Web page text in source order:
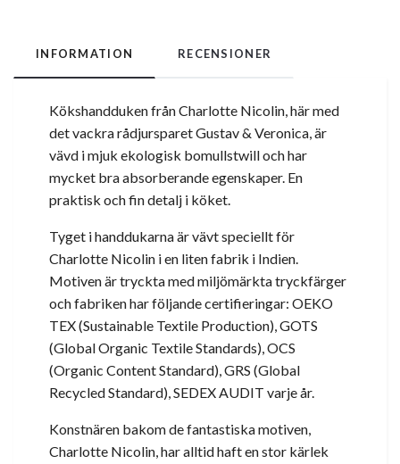
INFORMATION RECENSIONER
Kökshandduken från Charlotte Nicolin, här med
det vackra rådjursparet Gustav & Veronica, är
vävd i mjuk ekologisk bomullstwill och har
mycket bra absorberande egenskaper. En
praktisk och fin detalj i köket.
Tyget i handdukarna är vävt speciellt för
Charlotte Nicolin i en liten fabrik i Indien.
Motiven är tryckta med miljömärkta tryckfärger
och fabriken har följande certifieringar: OEKO
TEX (Sustainable Textile Production), GOTS
(Global Organic Textile Standards), OCS
(Organic Content Standard), GRS (Global
Recycled Standard), SEDEX AUDIT varje år.
Konstnären bakom de fantastiska motiven,
Charlotte Nicolin, har alltid haft en stor kärlek